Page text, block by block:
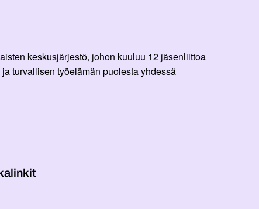
keskusjärjestö, johon kuuluu 12 jäsenliittoa
turvallisen työelämän puolesta yhdessä